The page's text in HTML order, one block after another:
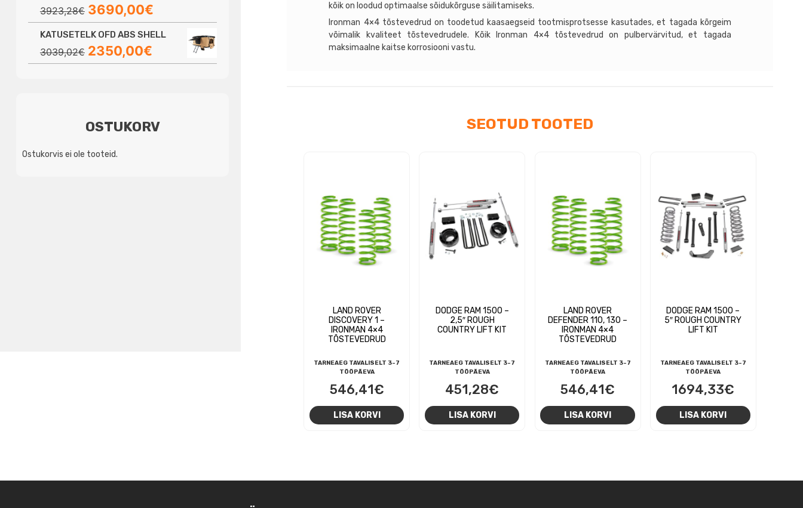
kõik on loodud optimaalse sõidukõrguse säilitamiseks.
Ironman 4×4 tõstevedrud on toodetud kaasaegseid tootmisprotsesse kasutades, et tagada kõrgeim
võimalik kvaliteet tõstevedrudele. Kõik Ironman 4×4 tõstevedrud on pulbervärvitud, et tagada
maksimaalne kaitse korrosiooni vastu.
SEOTUD TOOTED
LAND ROVER
DISCOVERY 1 –
IRONMAN 4×4
TÕSTEVEDRUD
TARNEAEG TAVALISELT 3-7
TÖÖPÄEVA
546,41€
LISA KORVI
DODGE RAM 1500 –
2,5″ ROUGH
COUNTRY LIFT KIT
TARNEAEG TAVALISELT 3-7
TÖÖPÄEVA
451,28€
LISA KORVI
LAND ROVER
DEFENDER 110, 130 –
IRONMAN 4×4
TÕSTEVEDRUD
TARNEAEG TAVALISELT 3-7
TÖÖPÄEVA
546,41€
LISA KORVI
DODGE RAM 1500 –
5″ ROUGH COUNTRY
LIFT KIT
TARNEAEG TAVALISELT 3-7
TÖÖPÄEVA
1694,33€
LISA KORVI
3923,28€ Algne
hind
oli:
3923,28€.
3690,00€Praegune
hind
on:
3690,00€.
KATUSETELK OFD ABS SHELL
3039,02€ Algne
hind
2350,00€Praegune
hind
OSTUKORV
Ostukorvis ei ole tooteid.